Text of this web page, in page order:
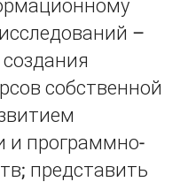
–
собственной
и программно-
представить